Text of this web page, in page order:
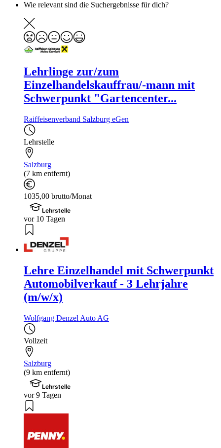
Wie relevant sind die Suchergebnisse für dich?
Lehrlinge zur/zum
Einzelhandelskauffrau/-mann mit
Schwerpunkt "Gartencenter...
Raiffeisenverband Salzburg eGen
Lehrstelle
Salzburg
(7 km entfernt)
1035,00 brutto/Monat
Lehrstelle
vor 10 Tagen
Lehre Einzelhandel mit Schwerpunkt
Automobilverkauf - 3 Lehrjahre
(m/w/x)
Wolfgang Denzel Auto AG
Vollzeit
Salzburg
(9 km entfernt)
Lehrstelle
vor 9 Tagen